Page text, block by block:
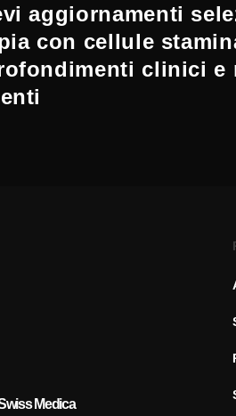
aggiornamenti
con cellule
clinici e
Medica